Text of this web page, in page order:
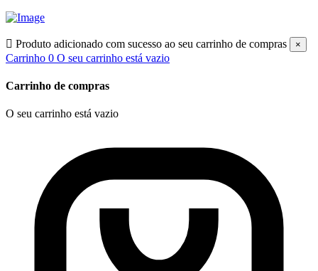
 Produto adicionado com sucesso ao seu carrinho de compras ×
Carrinho 0 O seu carrinho está vazio
Carrinho de compras
O seu carrinho está vazio